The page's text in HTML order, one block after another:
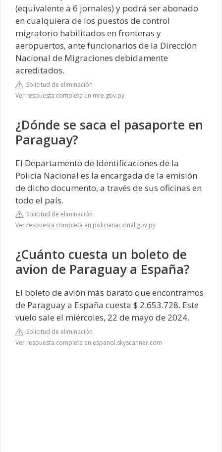
(equivalente a 6 jornales) y podrá ser abonado
en cualquiera de los puestos de control
migratorio habilitados en fronteras y
aeropuertos, ante funcionarios de la Dirección
Nacional de Migraciones debidamente
acreditados.
Solicitud de eliminación
Ver respuesta completa en mre.gov.py
¿Dónde se saca el pasaporte en
Paraguay?
El Departamento de Identificaciones de la
Policía Nacional es la encargada de la emisión
de dicho documento, a través de sus oficinas en
todo el país.
Solicitud de eliminación
Ver respuesta completa en policianacional.gov.py
¿Cuánto cuesta un boleto de
avion de Paraguay a España?
El boleto de avión más barato que encontramos
de Paraguay a España cuesta $ 2.653.728. Este
vuelo sale el miércoles, 22 de mayo de 2024.
Solicitud de eliminación
Ver respuesta completa en espanol.skyscanner.com